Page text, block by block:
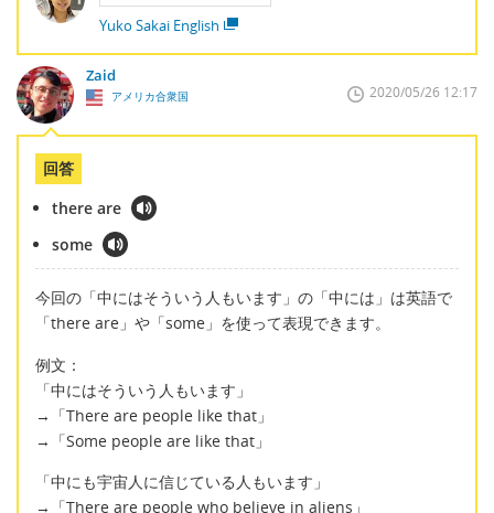
Yuko Sakai English
Zaid
アメリカ合衆国 2020/05/26 12:17
回答
there are
some
今回の「中にはそういう人もいます」の「中には」は英語で
「there are」や「some」を使って表現できます。
例文：
「中にはそういう人もいます」
→「There are people like that」
→「Some people are like that」
「中にも宇宙人に信じている人もいます」
→「There are people who believe in aliens」